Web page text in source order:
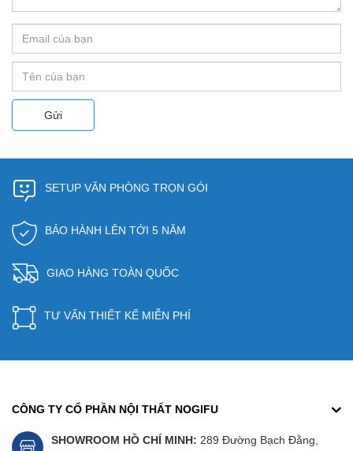
Gửi
SETUP VĂN PHÒNG TRỌN GÓI
BẢO HÀNH LÊN TỚI 5 NĂM
GIAO HÀNG TOÀN QUỐC
TƯ VẤN THIẾT KẾ MIỄN PHÍ
CÔNG TY CỔ PHẦN NỘI THẤT NOGIFU
SHOWROOM HỒ CHÍ MINH: 289 Đường Bạch Đằng,